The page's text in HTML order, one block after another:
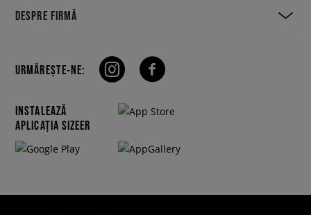
DESPRE FIRMĂ
URMĂREȘTE-NE:
INSTALEAZĂ
APLICAȚIA SIZEER